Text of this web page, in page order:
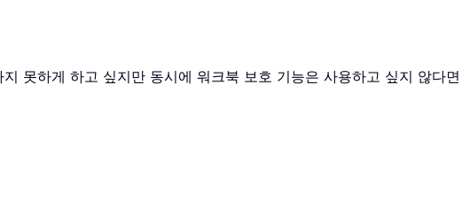
못하게 하고 싶지만 동시에 워크북 보호 기능은 사용하고 싶지 않다